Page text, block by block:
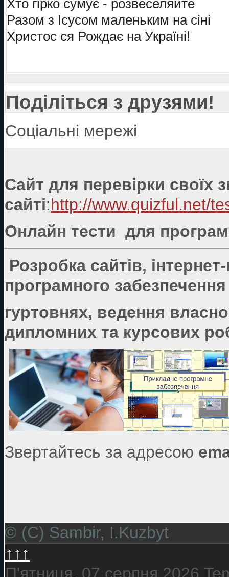
Разом з Ісусом маленьким на сіні
Христос ся Рождає на Україні!
Поділіться з друзями!
Соціальні мережі
Сайт для перевірки своїх
сайті:http://www.quizful.net/
Онлайн тести для
Розробка сайтів,
програмного
гуртовнях, ведення
дипломних та курсових
Звертайтесь за адресою
© (C) Sambir, I.Kuzbyt
↑↑↑
П'ятниця, 07 серпня 2026